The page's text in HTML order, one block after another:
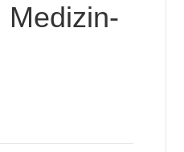
Medizin-